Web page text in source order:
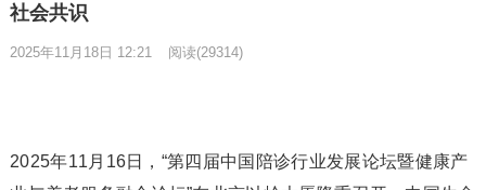
社会共识
2025年11月18日 12:21 阅读(29314)
2025年11月16日，“第四届中国陪诊行业发展论坛暨健康产